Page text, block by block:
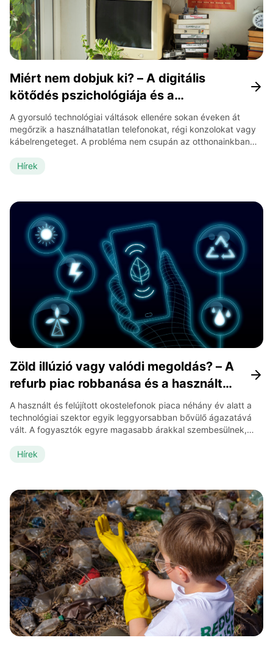
Miért nem dobjuk ki? – A digitális
kötődés pszichológiája és a
technológiai nosztalgia
A gyorsuló technológiai váltások ellenére sokan éveken át
megőrzik a használhatatlan telefonokat, régi konzolokat vagy
kábelrengeteget. A probléma nem csupán az otthonainkban
egy újonnan erősödő retro-technológiai piac együtt alakítja azt,
Hírek
Zöld illúzió vagy valódi megoldás? – A
refurb piac robbanása és a használt
telefonok új státusza
A használt és felújított okostelefonok piaca néhány év alatt a
technológiai szektor egyik leggyorsabban bővülő ágazatává
vált. A fogyasztók egyre magasabb árakkal szembesülnek,
rekordot dönt. A refurb modell egyszerre gazdasági és
repackaged A felújított termékek eltérő […]
Hírek